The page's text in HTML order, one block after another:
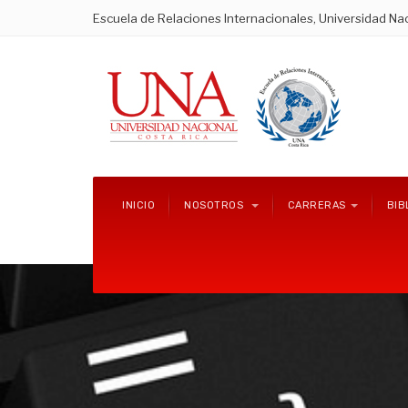
Escuela de Relaciones Internacionales, Universidad
INICIO NOSOTROS CARRERAS